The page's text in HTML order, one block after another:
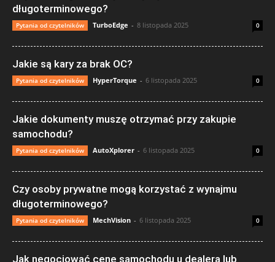
długoterminowego?
Pytania od czytelników TurboEdge - 8 listopada 2025 0
Jakie są kary za brak OC?
Pytania od czytelników HyperTorque - 6 listopada 2025 0
Jakie dokumenty muszę otrzymać przy zakupie
samochodu?
Pytania od czytelników AutoXplorer - 6 listopada 2025 0
Czy osoby prywatne mogą korzystać z wynajmu
długoterminowego?
Pytania od czytelników MechVision - 6 listopada 2025 0
Jak negocjować cenę samochodu u dealera lub